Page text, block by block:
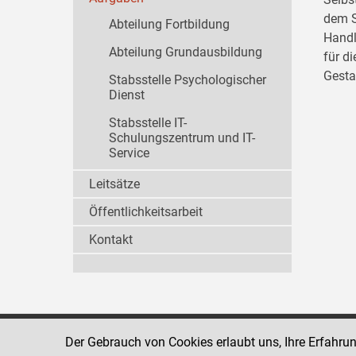
dem
für
Abteilung Fortbildung
Abteilung Grundausbildung
Stabsstelle Psychologischer
Dienst
Stabsstelle IT-
Schulungszentrum und IT-
Service
Leitsätze
Öffentlichkeitsarbeit
Kontakt
Strafvollzugsakademie
1080 Wien
Der Gebrauch von Cookies erlaubt uns, Ihre